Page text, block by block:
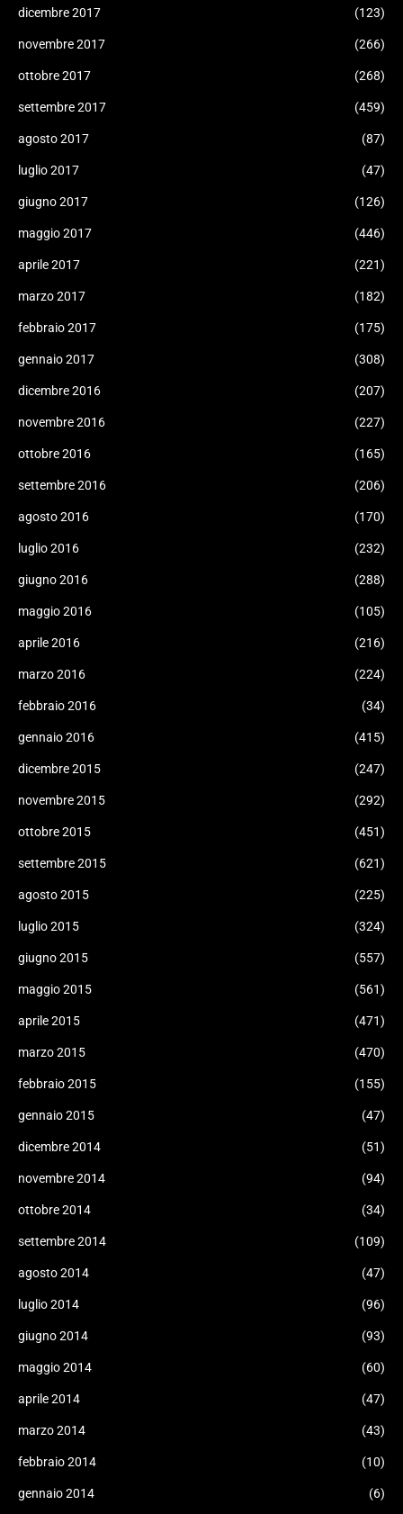
dicembre 2017 (123)
novembre 2017 (266)
ottobre 2017 (268)
settembre 2017 (459)
agosto 2017 (87)
luglio 2017 (47)
giugno 2017 (126)
maggio 2017 (446)
aprile 2017 (221)
marzo 2017 (182)
febbraio 2017 (175)
gennaio 2017 (308)
dicembre 2016 (207)
novembre 2016 (227)
ottobre 2016 (165)
settembre 2016 (206)
agosto 2016 (170)
luglio 2016 (232)
giugno 2016 (288)
maggio 2016 (105)
aprile 2016 (216)
marzo 2016 (224)
febbraio 2016 (34)
gennaio 2016 (415)
dicembre 2015 (247)
novembre 2015 (292)
ottobre 2015 (451)
settembre 2015 (621)
agosto 2015 (225)
luglio 2015 (324)
giugno 2015 (557)
maggio 2015 (561)
aprile 2015 (471)
marzo 2015 (470)
febbraio 2015 (155)
gennaio 2015 (47)
dicembre 2014 (51)
novembre 2014 (94)
ottobre 2014 (34)
settembre 2014 (109)
agosto 2014 (47)
luglio 2014 (96)
giugno 2014 (93)
maggio 2014 (60)
aprile 2014 (47)
marzo 2014 (43)
febbraio 2014 (10)
gennaio 2014 (6)